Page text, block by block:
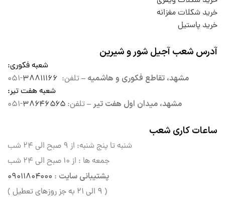
خرید شکلات مغزانه
خرید پاستیل
آدرس شعب آجیل شور و شیرین
شعبه فکوری:
مشهد، تقاطع فکوری و هاشمیه –تلفن: ۳۸۸۱۱۱۶۶-۰۵۱
شعبه هفت تیر:
مشهد، میدان اول هفت تیر –تلفن: ۳۸۶۴۶۵۶۵-۰۵۱
ساعات کاری شعب
شنبه تا پنج شنبه: از ۹ صبح الی
۲۴ شب
جمعه ها : از ۱۰ صبح الی ۲۴ شب
پشتیبانی سایت : ۰۹۰۱۱۸۰۴۰۰۰
( ۹ الی ۲۱ به جز روزهای تعطیل )